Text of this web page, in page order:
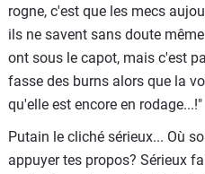
rogne, c'est que les mecs
ils ne savent sans doute
ont sous le capot, mais c'est
fasse des burns alors que la
qu'elle est encore en rodage...!"
Putain le cliché sérieux... Où
appuyer tes propos? Sérieux